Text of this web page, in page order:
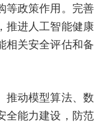
等政策作用。完善
推进人工智能健康
相关安全评估和备
推动模型算法、数
全能力建设，防范